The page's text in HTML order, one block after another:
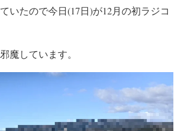
いたので今日(17日)が12月の初ラジコ
魔しています。